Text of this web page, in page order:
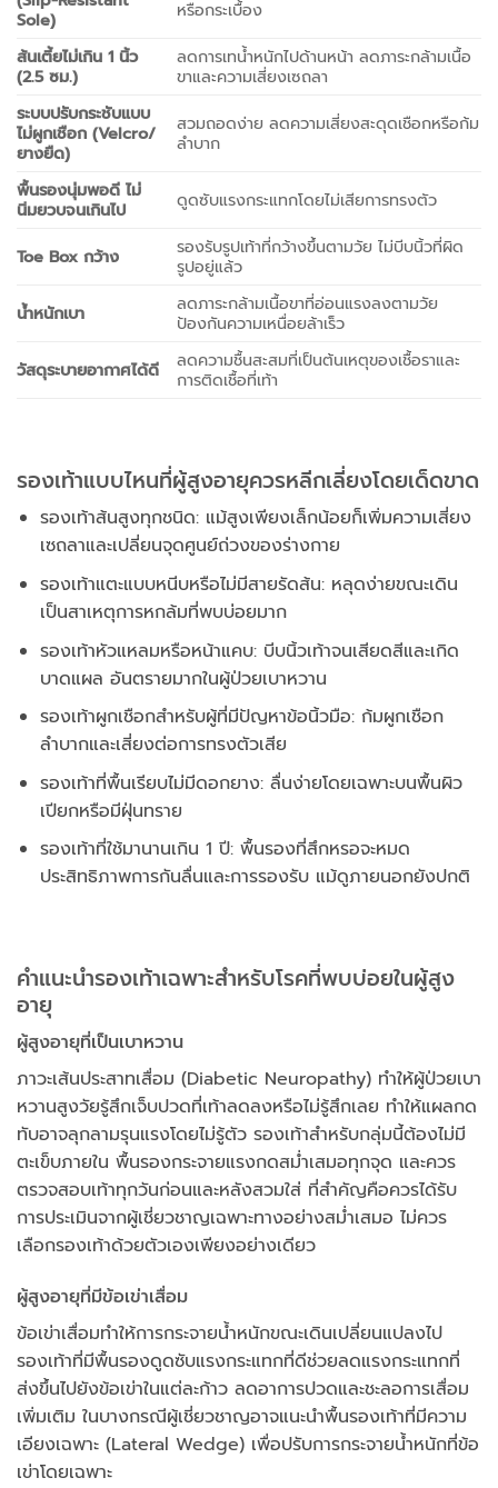
Sole)
หรือกระเบื้อง
ส้นเตี้ยไม่เกิน 1 นิ้ว
(2.5 ซม.)
ลดการเทน้ำหนักไปด้านหน้า ลดภาระกล้ามเนื้อ
ขาและความเสี่ยงเซถลา
ระบบปรับกระชับแบบ
ไม่ผูกเชือก (Velcro/
ยางยืด)
สวมถอดง่าย ลดความเสี่ยงสะดุดเชือกหรือก้ม
ลำบาก
พื้นรองนุ่มพอดี ไม่
นิ่มยวบจนเกินไป
ดูดซับแรงกระแทกโดยไม่เสียการทรงตัว
Toe Box กว้าง
รองรับรูปเท้าที่กว้างขึ้นตามวัย ไม่บีบนิ้วที่ผิด
รูปอยู่แล้ว
น้ำหนักเบา
ลดภาระกล้ามเนื้อขาที่อ่อนแรงลงตามวัย
ป้องกันความเหนื่อยล้าเร็ว
วัสดุระบายอากาศได้ดี
ลดความชื้นสะสมที่เป็นต้นเหตุของเชื้อราและ
การติดเชื้อที่เท้า
รองเท้าแบบไหนที่ผู้สูงอายุควรหลีกเลี่ยงโดยเด็ดขาด
รองเท้าส้นสูงทุกชนิด: แม้สูงเพียงเล็กน้อยก็เพิ่มความเสี่ยง
เซถลาและเปลี่ยนจุดศูนย์ถ่วงของร่างกาย
รองเท้าแตะแบบหนีบหรือไม่มีสายรัดส้น: หลุดง่ายขณะเดิน
เป็นสาเหตุการหกล้มที่พบบ่อยมาก
รองเท้าหัวแหลมหรือหน้าแคบ: บีบนิ้วเท้าจนเสียดสีและเกิด
บาดแผล อันตรายมากในผู้ป่วยเบาหวาน
รองเท้าผูกเชือกสำหรับผู้ที่มีปัญหาข้อนิ้วมือ: ก้มผูกเชือก
ลำบากและเสี่ยงต่อการทรงตัวเสีย
รองเท้าที่พื้นเรียบไม่มีดอกยาง: ลื่นง่ายโดยเฉพาะบนพื้นผิว
เปียกหรือมีฝุ่นทราย
รองเท้าที่ใช้มานานเกิน 1 ปี: พื้นรองที่สึกหรอจะหมด
ประสิทธิภาพการกันลื่นและการรองรับ แม้ดูภายนอกยังปกติ
คำแนะนำรองเท้าเฉพาะสำหรับโรคที่พบบ่อยในผู้สูง
อายุ
ผู้สูงอายุที่เป็นเบาหวาน
ภาวะเส้นประสาทเสื่อม (Diabetic Neuropathy) ทำให้ผู้ป่วยเบา
หวานสูงวัยรู้สึกเจ็บปวดที่เท้าลดลงหรือไม่รู้สึกเลย ทำให้แผลกด
ทับอาจลุกลามรุนแรงโดยไม่รู้ตัว รองเท้าสำหรับกลุ่มนี้ต้องไม่มี
ตะเข็บภายใน พื้นรองกระจายแรงกดสม่ำเสมอทุกจุด และควร
ตรวจสอบเท้าทุกวันก่อนและหลังสวมใส่ ที่สำคัญคือควรได้รับ
การประเมินจากผู้เชี่ยวชาญเฉพาะทางอย่างสม่ำเสมอ ไม่ควร
เลือกรองเท้าด้วยตัวเองเพียงอย่างเดียว
ผู้สูงอายุที่มีข้อเข่าเสื่อม
ข้อเข่าเสื่อมทำให้การกระจายน้ำหนักขณะเดินเปลี่ยนแปลงไป
รองเท้าที่มีพื้นรองดูดซับแรงกระแทกที่ดีช่วยลดแรงกระแทกที่
ส่งขึ้นไปยังข้อเข่าในแต่ละก้าว ลดอาการปวดและชะลอการเสื่อม
เพิ่มเติม ในบางกรณีผู้เชี่ยวชาญอาจแนะนำพื้นรองเท้าที่มีความ
เอียงเฉพาะ (Lateral Wedge) เพื่อปรับการกระจายน้ำหนักที่ข้อ
เข่าโดยเฉพาะ